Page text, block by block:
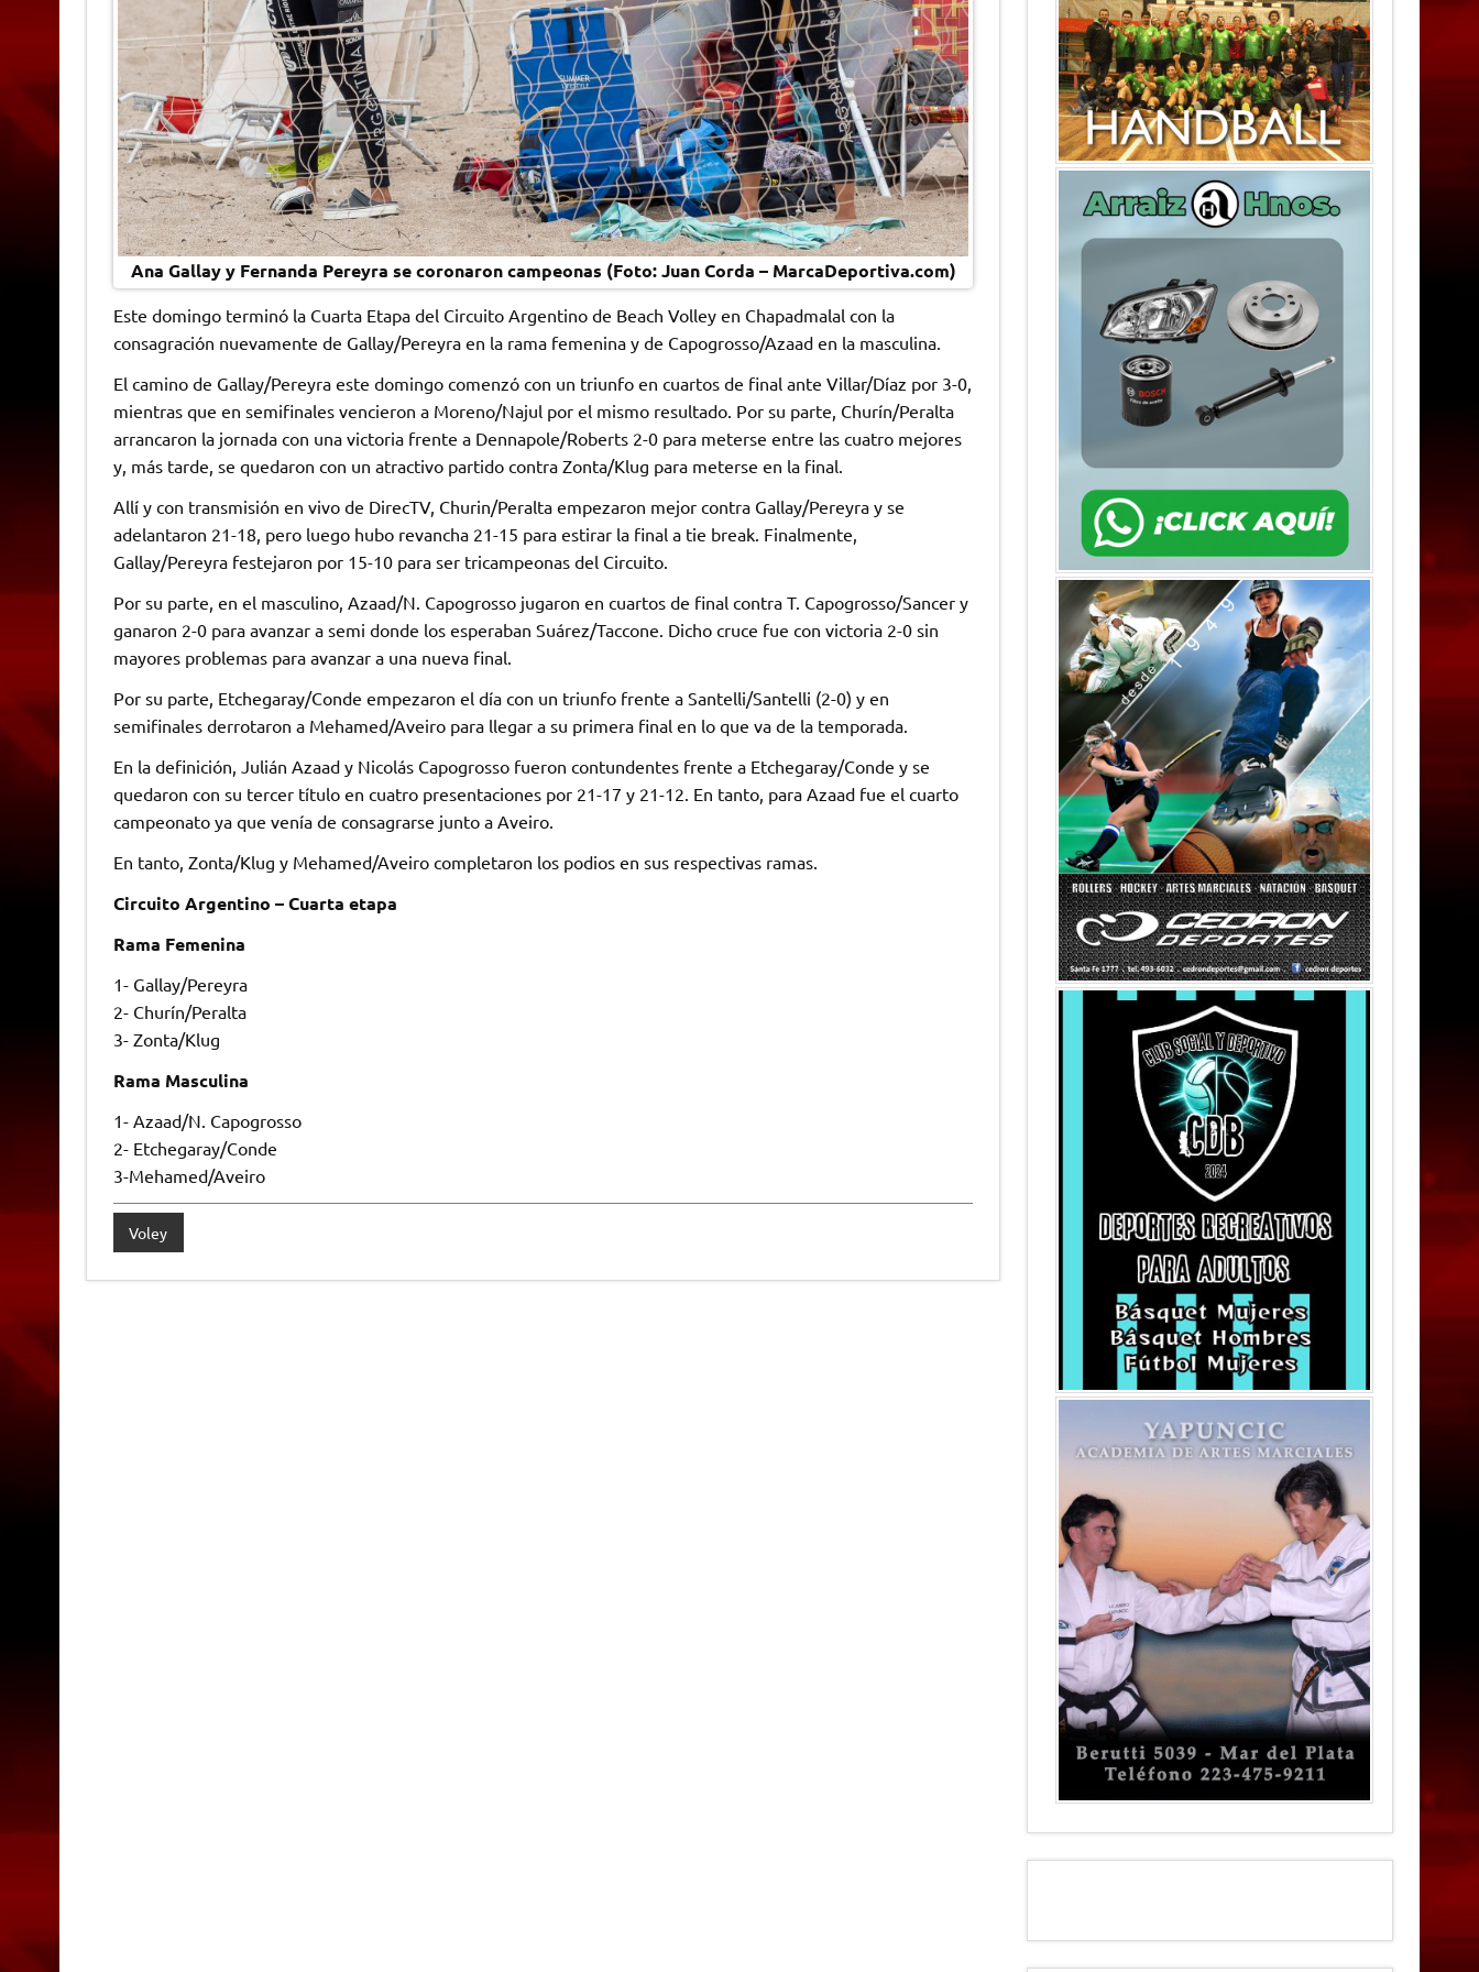
Ana Gallay y Fernanda Pereyra se coronaron campeonas (Foto: Juan Corda – MarcaDeportiva.com)
Este domingo terminó la Cuarta Etapa del Circuito Argentino de Beach Volley en Chapadmalal con la
consagración nuevamente de Gallay/Pereyra en la rama femenina y de Capogrosso/Azaad en la masculina.
El camino de Gallay/Pereyra este domingo comenzó con un triunfo en cuartos de final ante Villar/Díaz por 3-0,
mientras que en semifinales vencieron a Moreno/Najul por el mismo resultado. Por su parte, Churín/Peralta
arrancaron la jornada con una victoria frente a Dennapole/Roberts 2-0 para meterse entre las cuatro mejores
y, más tarde, se quedaron con un atractivo partido contra Zonta/Klug para meterse en la final.
Allí y con transmisión en vivo de DirecTV, Churin/Peralta empezaron mejor contra Gallay/Pereyra y se
adelantaron 21-18, pero luego hubo revancha 21-15 para estirar la final a tie break. Finalmente,
Gallay/Pereyra festejaron por 15-10 para ser tricampeonas del Circuito.
Por su parte, en el masculino, Azaad/N. Capogrosso jugaron en cuartos de final contra T. Capogrosso/Sancer y
ganaron 2-0 para avanzar a semi donde los esperaban Suárez/Taccone. Dicho cruce fue con victoria 2-0 sin
mayores problemas para avanzar a una nueva final.
Por su parte, Etchegaray/Conde empezaron el día con un triunfo frente a Santelli/Santelli (2-0) y en
semifinales derrotaron a Mehamed/Aveiro para llegar a su primera final en lo que va de la temporada.
En la definición, Julián Azaad y Nicolás Capogrosso fueron contundentes frente a Etchegaray/Conde y se
quedaron con su tercer título en cuatro presentaciones por 21-17 y 21-12. En tanto, para Azaad fue el cuarto
campeonato ya que venía de consagrarse junto a Aveiro.
En tanto, Zonta/Klug y Mehamed/Aveiro completaron los podios en sus respectivas ramas.
Circuito Argentino – Cuarta etapa
Rama Femenina
1- Gallay/Pereyra
2- Churín/Peralta
3- Zonta/Klug
Rama Masculina
1- Azaad/N. Capogrosso
2- Etchegaray/Conde
3-Mehamed/Aveiro
Voley